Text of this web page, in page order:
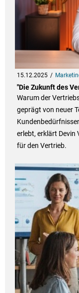
15.12.2025
"Die Zukunft des
Warum der
geprägt von neuer
erlebt, erklärt Devin
für den Vertrieb.